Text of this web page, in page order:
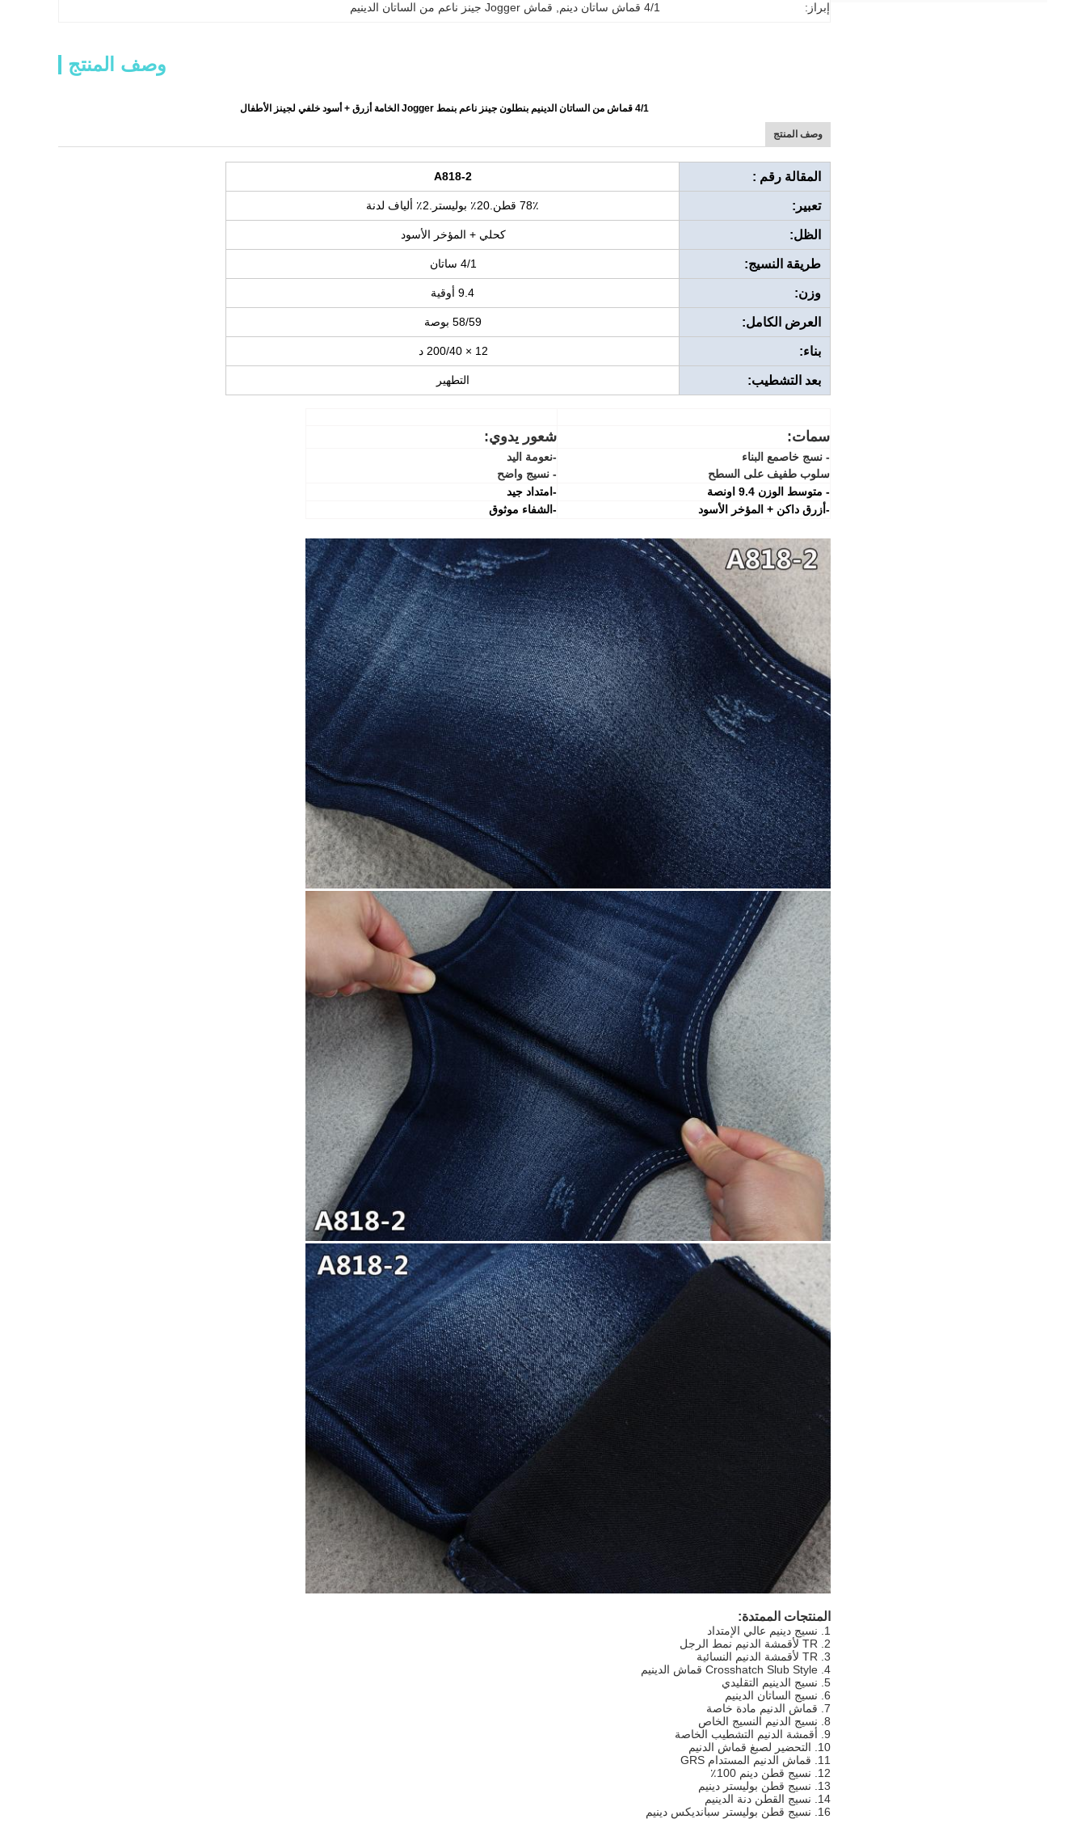
إبراز: 4/1 قماش ساتان دينم قماش Jogger جينز ناعم من الساتان الدينيم
وصف المنتج
4/1 قماش من الساتان الدينيم بنطلون جينز ناعم بنمط Jogger الخامة أزرق + أسود خلفي لجينز الأطفال
وصف المنتج
المقالة رقم : A818-2
تعبير: 78٪ قطن.20٪ بوليستر.2٪ ألياف لدنة
الظل: كحلي + المؤخر الأسود
طريقة النسيج: 4/1 ساتان
وزن: 9.4 أوقية
العرض الكامل: 58/59 بوصة
بناء: 12 × 200/40 د
بعد التشطيب: التطهير
سمات: شعور يدوي:
- نسج خاصمع البناء
سلوب طفيف على السطح
-نعومة اليد
- نسيج واضح
- متوسط ​​الوزن 9.4 اونصة
-امتداد جيد
- أزرق داكن + المؤخر الأسود -الشفاء موثوق
المنتجات الممتدة:
1. نسيج دينيم عالي الإمتداد
2. TR لأقمشة الدنيم نمط الرجل
3. TR لأقمشة الدنيم النسائية
4. Crosshatch Slub Style قماش الدينيم
5. نسيج الدينيم التقليدي
6. نسيج الساتان الدينيم
7. قماش الدنيم مادة خاصة
8. نسيج الدنيم النسيج الخاص
9. أقمشة الدنيم التشطيب الخاصة
10. التحضير لصبغ قماش الدنيم
11. قماش الدنيم المستدام GRS
12. نسيج قطن دينم 100٪
13. نسيج قطن بوليستر دينيم
14. نسيج القطن دنة الدينيم
16. نسيج قطن بوليستر سبانديكس دينيم